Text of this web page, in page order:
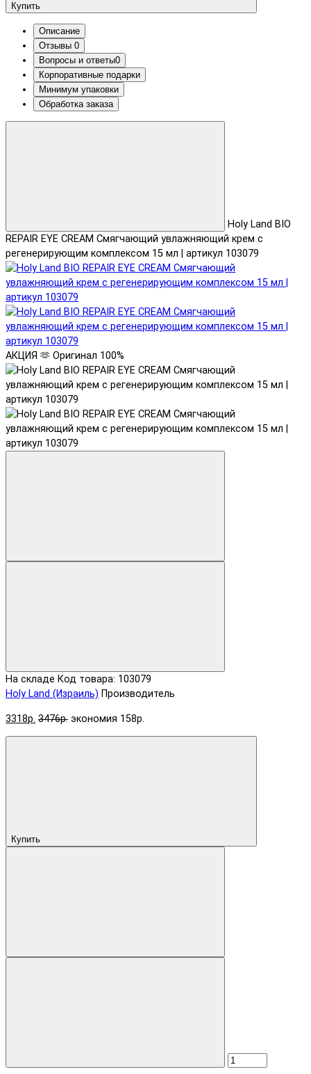
Купить
Описание
Отзывы 0
Вопросы и ответы0
Корпоративные подарки
Минимум упаковки
Обработка заказа
Holy Land BIO
REPAIR EYE CREAM Смягчающий увлажняющий крем с
регенерирующим комплексом 15 мл | артикул 103079
АКЦИЯ 🫶 Оригинал 100%
На складе Код товара: 103079
Holy Land (Израиль) Производитель
3318р. 3476р. экономия 158р.
Купить